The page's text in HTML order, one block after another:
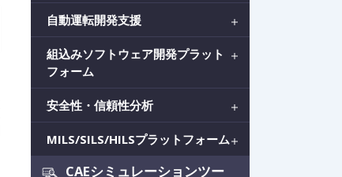
自動運転開発支援
組込みソフトウェア開発プラット
フォーム
安全性・信頼性分析
MILS/SILS/HILSプラットフォーム
CAEシミュレーションツー